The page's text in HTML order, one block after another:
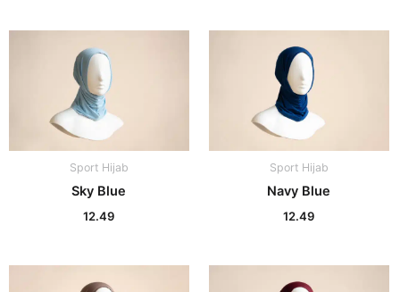
Sport Hijab
Sky Blue
12.49
Sport Hijab
Navy Blue
12.49